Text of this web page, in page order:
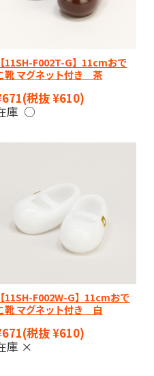
【11SH-F002T-G】11cmおで
靴 マグネット付き 茶
(税抜 ¥610)
庫 ○
【11SH-F002W-G】11cmおで
靴 マグネット付き 白
(税抜 ¥610)
庫 ×